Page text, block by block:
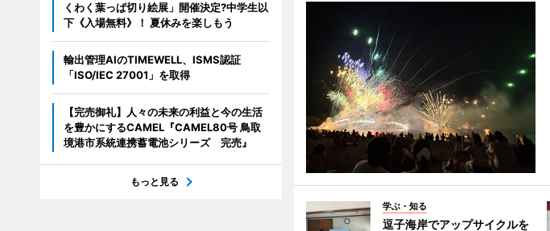
学ぶ・知る
逗子海岸でアップサイクルを
くわく葉っぱ切り絵展」開催決定?中学生以
下《入場無料》！ 夏休みを楽しもう
輸出管理AIのTIMEWELL、ISMS認証
「ISO/IEC 27001」を取得
【完売御礼】人々の未来の利益と今の生活
を豊かにするCAMEL『CAMEL80号 鳥取
境港市系統連携蓄電池シリーズ 完売』
もっと見る